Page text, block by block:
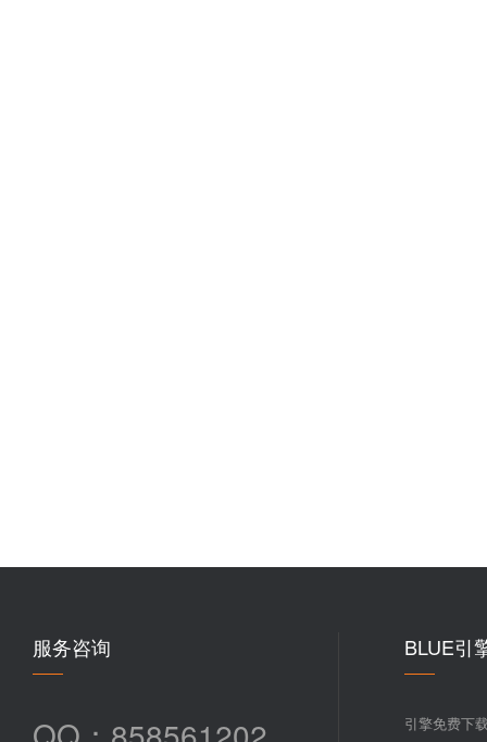
服务咨询 BLUE引
引擎免费下